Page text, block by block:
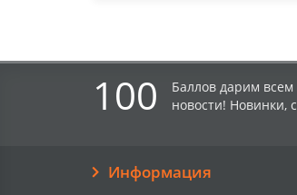
100
Баллов дарим всем
новости! Новинки,
Информация